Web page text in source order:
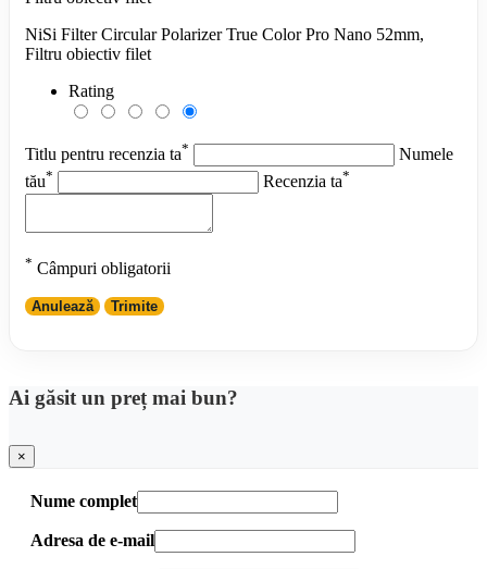
NiSi Filter Circular Polarizer True Color Pro Nano 52mm,
Filtru obiectiv filet
Rating
Titlu pentru recenzia ta*
Numele
tău* Recenzia ta*
* Câmpuri obligatorii
Anulează Trimite
Ai găsit un preț mai bun?
×
Nume complet
Adresa de e-mail